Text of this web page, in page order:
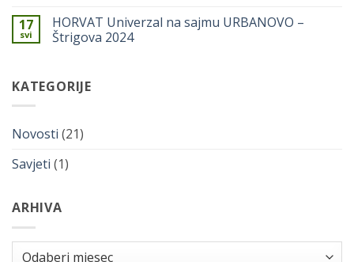
2025.
na
HORVAT
Univerzal
pčelarskom
sajmu
17
svi
HORVAT Univerzal na sajmu URBANOVO –
Štrigova 2024
HORVAT
Univerzal
–
KATEGORIJE
Novosti (21)
Savjeti (1)
ARHIVA
Arhiva